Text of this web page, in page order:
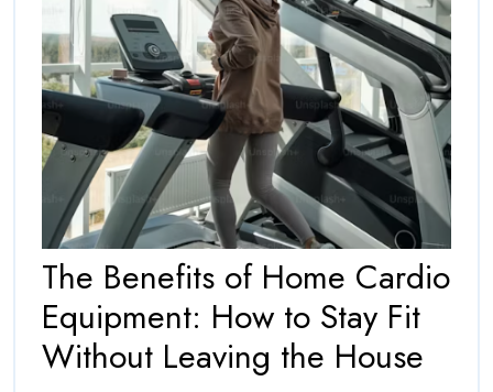
The Benefits of Home Cardio
Equipment: How to Stay Fit
Without Leaving the House